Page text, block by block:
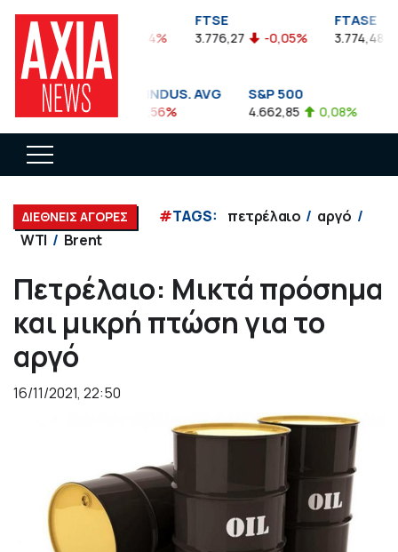
FTSEA
899,47 -0,04%
FTSE
3.776,27 -0,05%
FTASE
3.774,48
DOW JONES INDUS. AVG
35.911,81 -0,56%
S&P 500
4.662,85 0,08%
ΔΙΕΘΝΕΙΣ ΑΓΟΡΕΣ #TAGS: πετρέλαιο
αργό
WTI
Brent
Πετρέλαιο: Μικτά πρόσημα
και μικρή πτώση για το
αργό
16/11/2021, 22:50